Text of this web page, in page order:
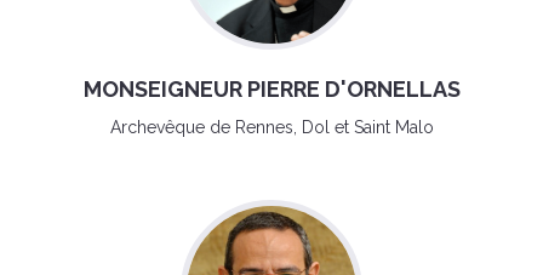
MONSEIGNEUR PIERRE D'ORNELLAS
Archevêque de Rennes, Dol et Saint Malo